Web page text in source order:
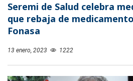
Seremi de Salud celebra
que rebaja de
Fonasa
13 enero, 2023 1222